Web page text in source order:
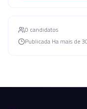
0 candidatos
Publicada Ha mais de